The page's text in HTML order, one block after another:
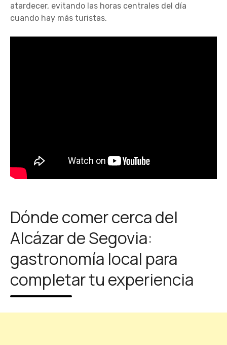
atardecer, evitando las horas centrales del día
cuando hay más turistas.
Dónde comer cerca del
Alcázar de Segovia:
gastronomía local para
completar tu experiencia